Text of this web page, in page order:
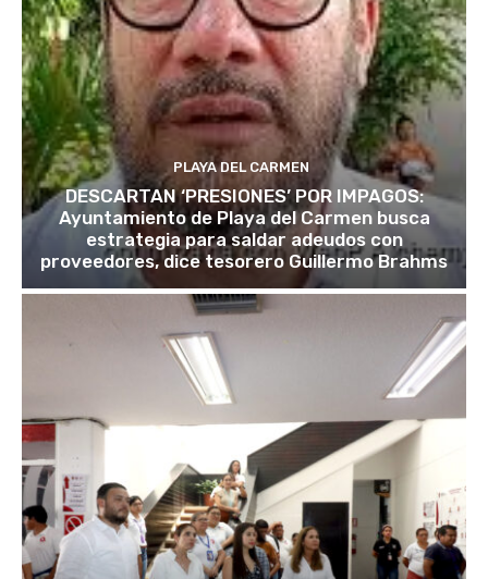
PLAYA DEL CARMEN
DESCARTAN ‘PRESIONES’ POR IMPAGOS:
Ayuntamiento de Playa del Carmen busca
estrategia para saldar adeudos con
proveedores, dice tesorero Guillermo Brahms